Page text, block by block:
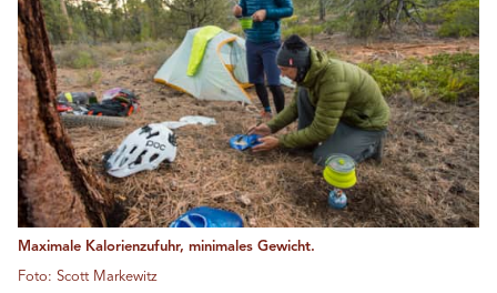
Maximale Kalorienzufuhr, minimales Gewicht.
Foto: Scott Markewitz